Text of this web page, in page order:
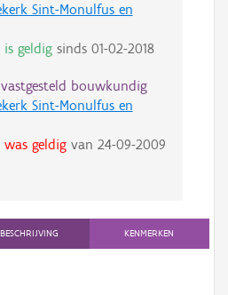
Sint-Monulfus en
is geldigsinds 01-02-2018
vastgesteld bouwkundig
Sint-Monulfus en
was geldigvan 24-09-2009
BESCHRIJVING KENMERKEN